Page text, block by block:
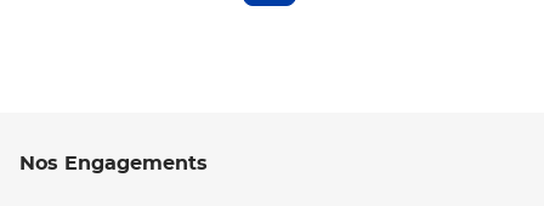
Nos Engagements